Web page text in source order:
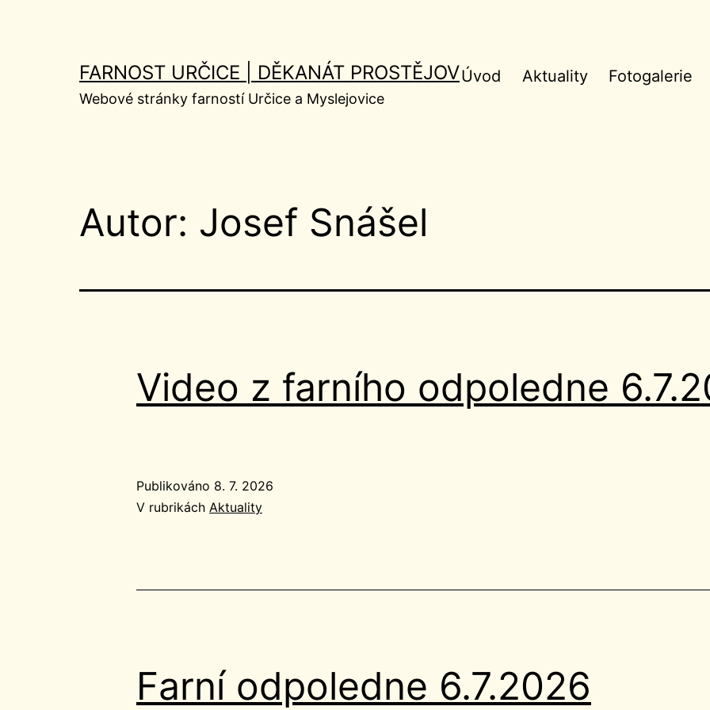
FARNOST URČICE | DĚKANÁT PROSTĚJOV
Webové stránky farností Určice a Myslejovice
Úvod Aktuality Fotogalerie
Autor: Josef Snášel
Video z farního odpoledne
Publikováno 8. 7. 2026
V rubrikách Aktuality
Farní odpoledne 6.7.2026